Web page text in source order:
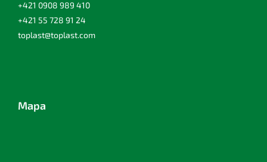
+421 0908 989 410
+421 55 728 91 24
toplast@toplast.com
Mapa